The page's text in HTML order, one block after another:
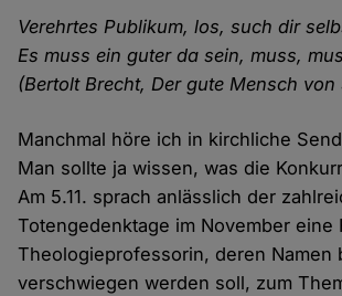
Verehrtes Publikum, los, such dir
Es muss ein guter da sein, muss,
(Bertolt Brecht, Der gute Mensch von
Manchmal höre ich in kirchliche
Man sollte ja wissen, was die
Am 5.11. sprach anlässlich der
Totengedenktage im November eine
Theologieprofessorin, deren Namen
verschwiegen werden soll, zum